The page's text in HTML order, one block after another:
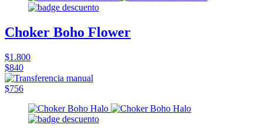
Choker Boho Flower
$1.800
$840
$756